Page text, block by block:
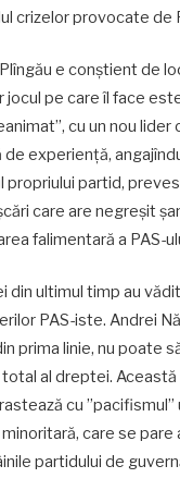
crizelor provocate de
e conștient de
jocul pe care îl face
cu un nou lider
experiență,
propriului partid,
care are negreșit
falimentară a PAS-
din ultimul timp au
PAS-iste. Andrei
prima linie, nu poate
al dreptei.
cu ”pacifismul”
care se pare
partidului de